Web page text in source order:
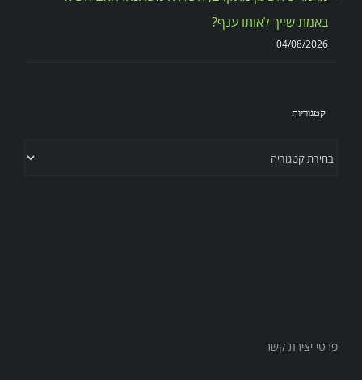
באמת שייך לאותו ענף?
04/08/2026
קטגוריות
קטגוריות
פרטי יצירת קשר